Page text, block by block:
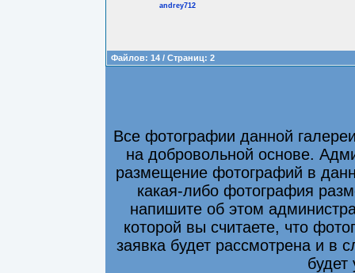
andrey712
Файлов: 14 / Страниц: 2
Все фотографии данной
на добровольной основе.
размещение фотографий в
какая-либо фотография
напишите об этом
которой вы считаете, что
заявка будет рассмотрена и в
будет